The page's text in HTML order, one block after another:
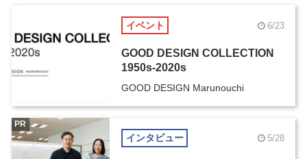
イベント 6/23
GOOD DESIGN COLLECTION
1950s-2020s
GOOD DESIGN Marunouchi
インタビュー 5/28
PR